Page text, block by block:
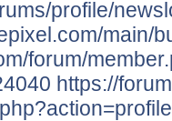
profile/
main/
forum/
https://